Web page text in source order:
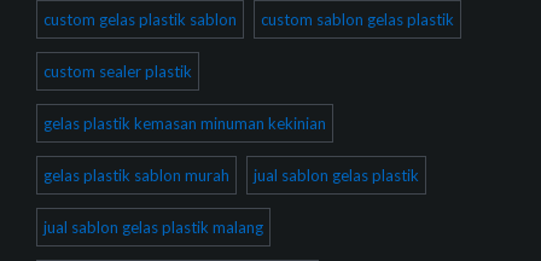
custom gelas plastik sablon custom sablon gelas plastik
custom sealer plastik
gelas plastik kemasan minuman kekinian
gelas plastik sablon murah jual sablon gelas plastik
jual sablon gelas plastik malang